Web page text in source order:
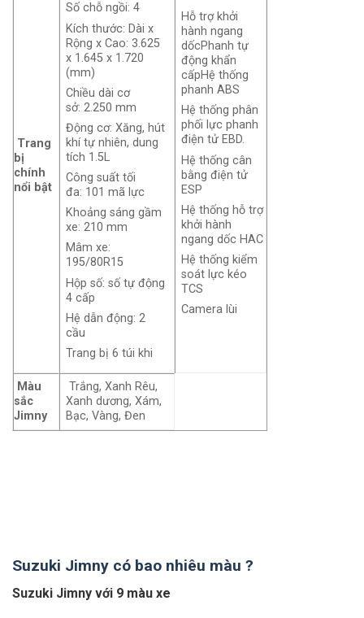
Trang
bị
chính
nổi bật
Số chỗ ngồi: 4
Kích thước: Dài x
Rộng x Cao: 3.625
x 1.645 x 1.720
(mm)
Chiều dài cơ
sở: 2.250 mm
Động cơ: Xăng, hút
khí tự nhiên, dung
tích 1.5L
Công suất tối
đa: 101 mã lực
Khoảng sáng gầm
xe: 210 mm
Mâm xe:
195/80R15
Hộp số: số tự động
4 cấp
Hệ dẫn động: 2
cầu
Trang bị 6 túi khi
Hỗ trợ khởi
hành ngang
dốcPhanh tự
động khẩn
cấpHệ thống
phanh ABS
Hệ thống phân
phối lực phanh
điện tử EBD.
Hệ thống cân
bằng điện tử
ESP
Hệ thống hỗ trợ
khởi hành
ngang dốc HAC
Hệ thống kiểm
soát lực kéo
TCS
Camera lùi
Màu
sắc
Jimny
Trắng, Xanh Rêu,
Xanh dương, Xám,
Bạc, Vàng, Đen
Suzuki Jimny có bao nhiêu màu ?
Suzuki Jimny với 9 màu xe